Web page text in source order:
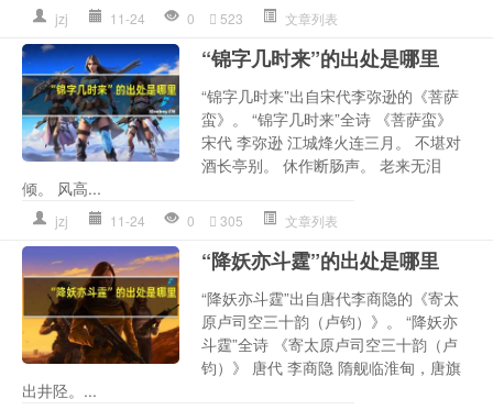
jzj 11-24 0 523 文章列表
“锦字几时来”的出处是哪里
“锦字几时来”出自宋代李弥逊的《菩萨
蛮》。 “锦字几时来”全诗 《菩萨蛮》
宋代 李弥逊 江城烽火连三月。 不堪对
酒长亭别。 休作断肠声。 老来无泪
倾。 风高...
jzj 11-24 0 305 文章列表
“降妖亦斗霆”的出处是哪里
“降妖亦斗霆”出自唐代李商隐的《寄太
原卢司空三十韵（卢钧）》。 “降妖亦
斗霆”全诗 《寄太原卢司空三十韵（卢
钧）》 唐代 李商隐 隋舰临淮甸，唐旗
出井陉。...